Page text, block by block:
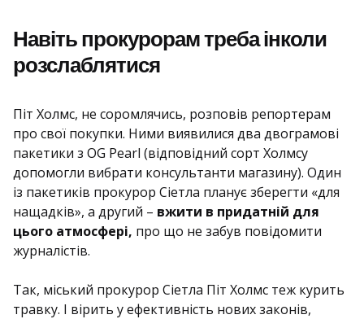
Навіть прокурорам треба інколи
розслаблятися
Піт Холмс, не соромлячись, розповів репортерам
про свої покупки. Ними виявилися два двограмові
пакетики з OG Pearl (відповідний сорт Холмсу
допомогли вибрати консультанти магазину). Один
із пакетиків прокурор Сіетла планує зберегти «для
нащадків», а другий – вжити в придатній для
цього атмосфері, про що не забув повідомити
журналістів.
Так, міський прокурор Сіетла Піт Холмс теж курить
травку. І вірить у ефективність нових законів,